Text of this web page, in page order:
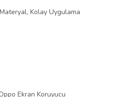
Kolay Uygulama
Ekran Koruyucu